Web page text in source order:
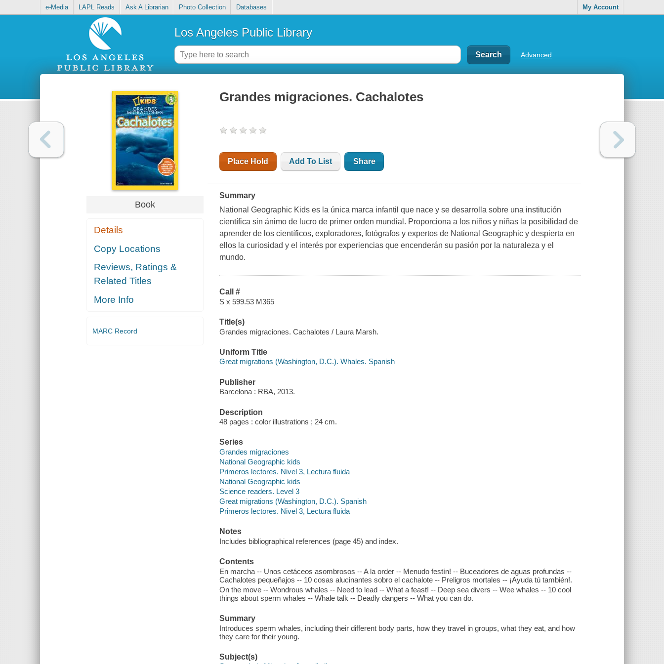
e-Media LAPL Reads Ask A Librarian Photo Collection Databases My Account
Los Angeles Public Library
Advanced
Book
Details
Copy Locations
Reviews, Ratings &
Related Titles
More Info
MARC Record
Grandes migraciones. Cachalotes
Place Hold Add To List Share
Summary
National Geographic Kids es la única marca infantil que nace y se desarrolla sobre una institución
científica sin ánimo de lucro de primer orden mundial. Proporciona a los niños y niñas la posibilidad de
aprender de los científicos, exploradores, fotógrafos y expertos de National Geographic y despierta en
ellos la curiosidad y el interés por experiencias que encenderán su pasión por la naturaleza y el
mundo.
Call #
S x 599.53 M365
Title(s)
Grandes migraciones. Cachalotes / Laura Marsh.
Uniform Title
Great migrations (Washington, D.C.). Whales. Spanish
Publisher
Barcelona : RBA, 2013.
Description
48 pages : color illustrations ; 24 cm.
Series
Grandes migraciones
National Geographic kids
Primeros lectores. Nivel 3, Lectura fluida
National Geographic kids
Science readers. Level 3
Great migrations (Washington, D.C.). Spanish
Primeros lectores. Nivel 3, Lectura fluida
Notes
Includes bibliographical references (page 45) and index.
Contents
En marcha -- Unos cetáceos asombrosos -- A la order -- Menudo festín! -- Buceadores de aguas profundas --
Cachalotes pequeñajos -- 10 cosas alucinantes sobro el cachalote -- Preligros mortales -- ¡Ayuda tú también!.
On the move -- Wondrous whales -- Need to lead -- What a feast! -- Deep sea divers -- Wee whales -- 10 cool
things about sperm whales -- Whale talk -- Deadly dangers -- What you can do.
Summary
Introduces sperm whales, including their different body parts, how they travel in groups, what they eat, and how
they care for their young.
Subject(s)